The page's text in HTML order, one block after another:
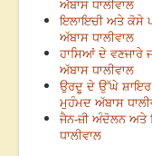
ਅੱਬਾਸ ਧਾਲੀਵਾਲ
ਇਲਾਇਚੀ ਅਤੇ ਕੋਸੇ
ਅੱਬਾਸ ਧਾਲੀਵਾਲ
ਹਾਸਿਆਂ ਦੇ ਵਣਜਾਰੇ
ਅੱਬਾਸ ਧਾਲੀਵਾਲ
ਉਰਦੂ ਦੇ ਉੱਘੇ ਸ਼ਾਇਰ
ਮੁਹੰਮਦ ਅੱਬਾਸ
ਜੈਨ-ਜ਼ੀ ਅੰਦੋਲਨ ਅਤੇ
ਧਾਲੀਵਾਲ